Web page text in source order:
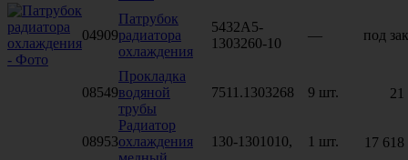
04909
Патрубок
радиатора
охлаждения
5432А5-
1303260-10
— под
08549
Прокладка
водяной
трубы
7511.1303268 9 шт. 21
08953
Радиатор
охлаждения
130-1301010, 1 шт. 17 618